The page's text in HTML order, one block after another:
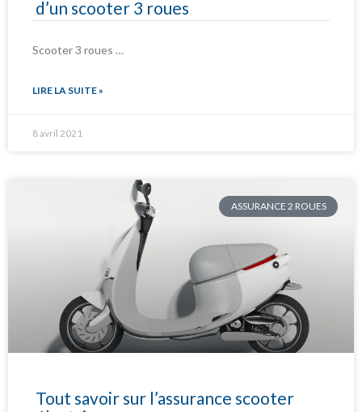
d’un scooter 3 roues
Scooter 3 roues …
LIRE LA SUITE »
8 avril 2021
ASSURANCE 2 ROUES
Tout savoir sur l’assurance scooter